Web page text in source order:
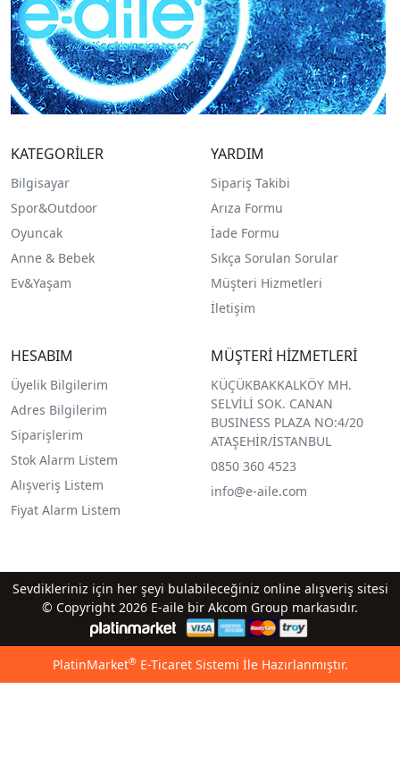
KATEGORİLER
Bilgisayar
Spor&Outdoor
Oyuncak
Anne & Bebek
Ev&Yaşam
YARDIM
Sipariş Takibi
Arıza Formu
İade Formu
Sıkça Sorulan Sorular
Müşteri Hizmetleri
İletişim
HESABIM
Üyelik Bilgilerim
Adres Bilgilerim
Siparişlerim
Stok Alarm Listem
Alışveriş Listem
Fiyat Alarm Listem
MÜŞTERİ HİZMETLERİ
KÜÇÜKBAKKALKÖY MH.
SELVİLİ SOK. CANAN
BUSINESS PLAZA NO:4/20
ATAŞEHİR/İSTANBUL
0850 360 4523
info@e-aile.com
Sevdikleriniz için her şeyi bulabileceğiniz online alışveriş sitesi
© Copyright 2026 E-aile bir Akcom Group markasıdır.
PlatinMarket®E-Ticaret Sistemi İle Hazırlanmıştır.